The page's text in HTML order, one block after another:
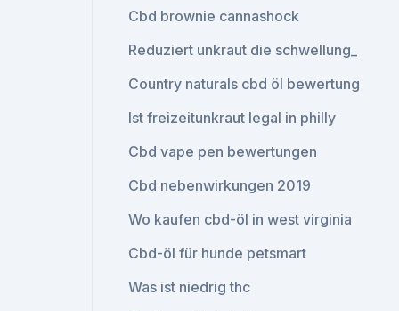
Cbd brownie cannashock
Reduziert unkraut die schwellung_
Country naturals cbd öl bewertung
Ist freizeitunkraut legal in philly
Cbd vape pen bewertungen
Cbd nebenwirkungen 2019
Wo kaufen cbd-öl in west virginia
Cbd-öl für hunde petsmart
Was ist niedrig thc